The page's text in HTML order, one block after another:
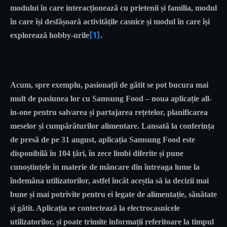
modului în care interacționează cu prietenii și familia, modul
în care își desfășoară activitățile casnice și modul în care își
explorează hobby-urile[1].
Acum, spre exemplu, pasionații de gătit se pot bucura mai
mult de pasiunea lor cu Samsung Food – noua aplicație all-
in-one pentru salvarea și partajarea rețetelor, planificarea
meselor și cumpărăturilor alimentare. Lansată la conferința
de presă de pe 31 august, aplicația Samsung Food este
disponibilă în 104 țări, în zece limbi diferite și pune
cunoștințele în materie de mâncare din întreaga lume la
îndemâna utilizatorilor, astfel încât aceștia să ia decizii mai
bune și mai potrivite pentru ei legate de alimentație, sănătate
și gătit. Aplicația se contectează la electrocasnicele
utilizatorilor, și poate trimite informații referitoare la timpul